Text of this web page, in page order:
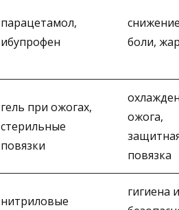
парацетамол,
ибупрофен
боли,
гель при ожогах,
стерильные
повязки
ожога,
повязка
нитриловые
гигиена и